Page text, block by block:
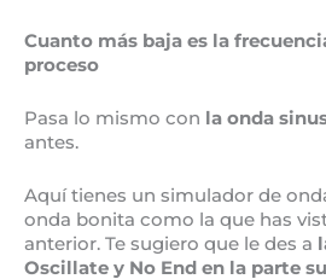
Cuanto más baja es la
proceso
Pasa lo mismo con la onda
antes.
Aquí tienes un simulador de
onda bonita como la que has
anterior. Te sugiero que le des a
Oscillate y No End en la parte